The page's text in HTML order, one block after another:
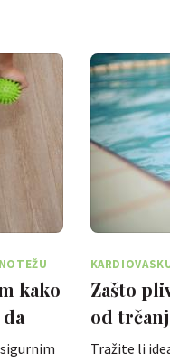
kako
Zašto
od
Tražite li